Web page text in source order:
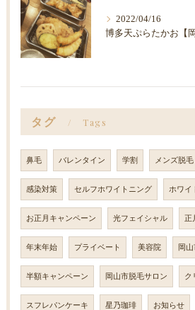
2022/04/16
博多天ぷらたかお【
タグ Tags
鼻毛 バレンタイン 学割 メンズ脱毛
感染対策 セルフホワイトニング ホワイ
お正月キャンペーン 光フェイシャル 正
年末年始 プライベート 美容院 岡
半額キャンペーン 岡山市脱毛サロン ク
スフレパンケーキ 星乃珈琲 お知らせ